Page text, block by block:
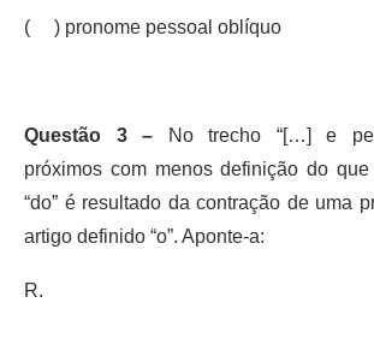
( ) pronome pessoal oblíquo
Questão 3 – No trecho “[…] e
próximos com menos definição do que
“do” é resultado da contração de uma
artigo definido “o”. Aponte-a:
R.